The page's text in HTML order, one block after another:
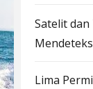
Satelit
Lima